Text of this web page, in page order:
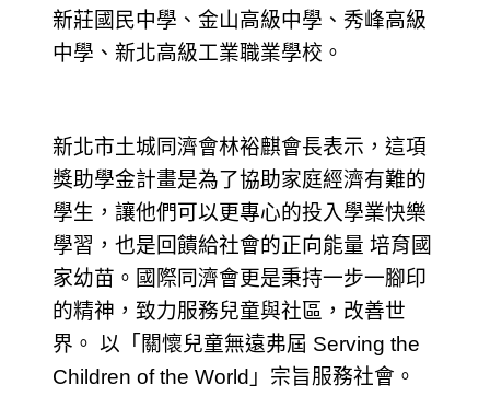
新莊國民中學、金山高級中學、秀峰高級
中學、新北高級工業職業學校。
新北市土城同濟會林裕麒會長表示，這項
獎助學金計畫是為了協助家庭經濟有難的
學生，讓他們可以更專心的投入學業快樂
學習，也是回饋給社會的正向能量 培育國
家幼苗。國際同濟會更是秉持一步一腳印
的精神，致力服務兒童與社區，改善世
界。 以「關懷兒童無遠弗屆 Serving the
Children of the World」宗旨服務社會。